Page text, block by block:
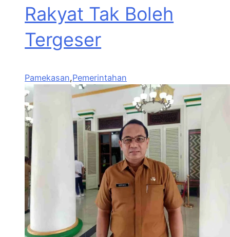
Rakyat Tak Boleh
Tergeser
Pamekasan,Pemerintahan